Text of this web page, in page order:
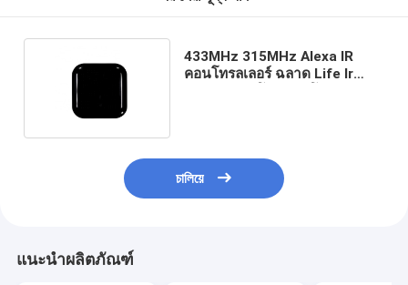
433MHz 315MHz Alexa IR
คอนโทรลเลอร์ ฉลาด Life Ir
চালিয়ে
แนะนำผลิตภัณฑ์